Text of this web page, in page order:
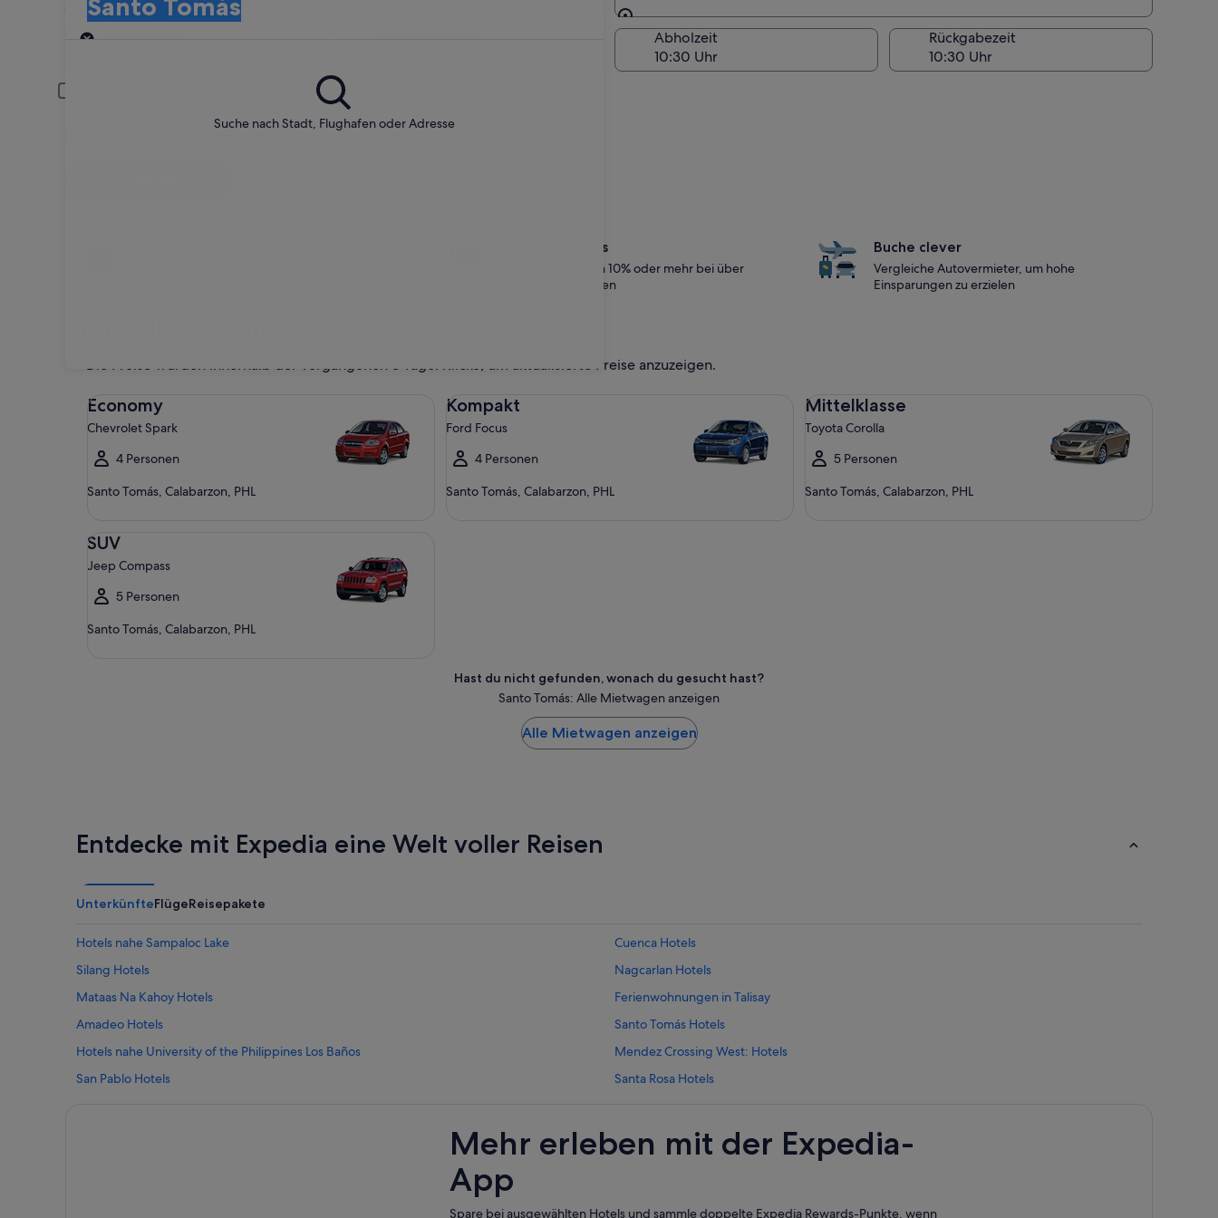
Jetzt günstige Mietwagen finden
Suche nach Stadt, Flughafen oder Adresse
Abholort
Am Abholort
Abholzeit Rückgabezeit
Für jüngere oder ältere Fahrer fällt möglicherweise eine weitere Gebühr an.
Gönn dir etwas
Mitglieder sparen 10% oder mehr bei über
1 Million Mietwagen
Buche clever
Vergleiche Autovermieter, um hohe
Einsparungen zu erzielen
* Die Preise wurden innerhalb der vergangenen 6 Tage. Klicke, um aktualisierte Preise anzuzeigen.
Economy
Chevrolet Spark
4 Personen
Santo Tomás, Calabarzon, PHL
Kompakt
Ford Focus
4 Personen
Santo Tomás, Calabarzon, PHL
Mittelklasse
Toyota Corolla
5 Personen
Santo Tomás, Calabarzon, PHL
SUV
Jeep Compass
5 Personen
Santo Tomás, Calabarzon, PHL
Hast du nicht gefunden, wonach du gesucht hast?
Santo Tomás: Alle Mietwagen anzeigen
Alle Mietwagen anzeigen
Entdecke mit Expedia eine Welt voller Reisen
UnterkünfteFlügeReisepakete
Hotels nahe Sampaloc Lake
Cuenca Hotels
Silang Hotels
Nagcarlan Hotels
Mataas Na Kahoy Hotels
Ferienwohnungen in Talisay
Amadeo Hotels
Santo Tomás Hotels
Hotels nahe University of the Philippines Los Baños
Mendez Crossing West: Hotels
San Pablo Hotels
Santa Rosa Hotels
Tanauan City Hotels
Malvar Hotels
Mehr erleben mit der Expedia-
App
Spare bei ausgewählten Hotels und sammle doppelte Expedia Rewards-Punkte, wenn